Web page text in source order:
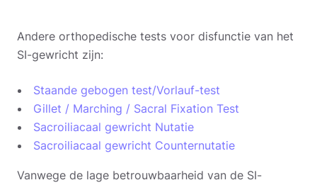
Andere orthopedische tests voor disfunctie van het
SI-gewricht zijn:
Staande gebogen test/Vorlauf-test
Gillet / Marching / Sacral Fixation Test
Sacroiliacaal gewricht Nutatie
Sacroiliacaal gewricht Counternutatie
Vanwege de lage betrouwbaarheid van de SI-